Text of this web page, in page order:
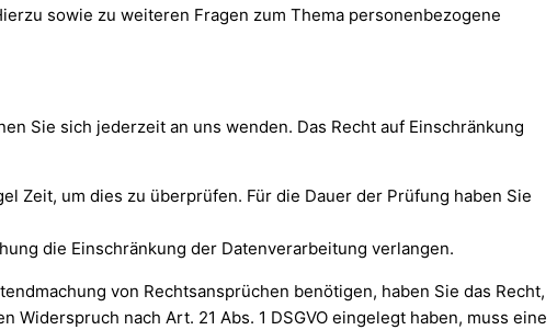
sowie zu weiteren Fragen zum Thema personenbezogene
Sie sich jederzeit an uns wenden. Das Recht auf Einschränkung
Zeit, um dies zu überprüfen. Für die Dauer der Prüfung haben Sie
die Einschränkung der Datenverarbeitung verlangen.
von Rechtsansprüchen benötigen, haben Sie das Recht,
nach Art. 21 Abs. 1 DSGVO eingelegt haben, muss eine